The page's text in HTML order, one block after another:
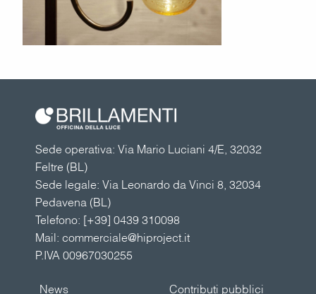
Sede operativa: Via Mario Luciani 4/E, 32032
Feltre (BL)
Sede legale: Via Leonardo da Vinci 8, 32034
Pedavena (BL)
Telefono: [+39] 0439 310098
Mail: commerciale@hiproject.it
P.IVA 00967030255
Contributi pubblici
News